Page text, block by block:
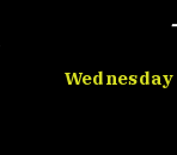
Wednesday